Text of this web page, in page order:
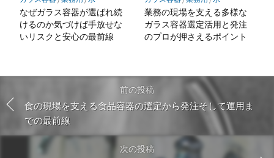
なぜガラス容器が選ばれ続
けるのか気づけば手放せな
いリスクと安心の最前線
業務の現場を支える多様な
ガラス容器選定活用と発注
のプロが押さえるポイント
前の投稿
食の現場を支える食品容器の選定から発注そして運用ま
での最前線
次の投稿